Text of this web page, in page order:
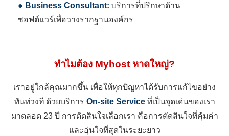
● Business Consultant: บริการที่ปรึกษาด้าน
ซอฟต์แวร์เพื่อวางรากฐานองค์กร
ทำไมต้อง Myhost หาดใหญ่?
เราอยู่ใกล้คุณมากขึ้น เพื่อให้ทุกปัญหาได้รับการแก้ไขอย่าง
ทันท่วงที ด้วยบริการ On-site Serviceที่เป็นจุดเด่นของเรา
มาตลอด 23 ปี การตัดสินใจเลือกเรา คือการตัดสินใจที่คุ้มค่า
และอุ่นใจที่สุดในระยะยาว